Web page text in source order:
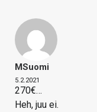
MSuomi
5.2.2021
270€…
Heh, juu ei.